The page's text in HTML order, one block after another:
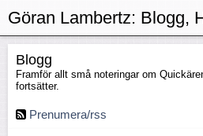
Blogg
Framför allt små noteringar om
fortsätter.
Prenumera/rss
Göran Lambertz: Blogg,